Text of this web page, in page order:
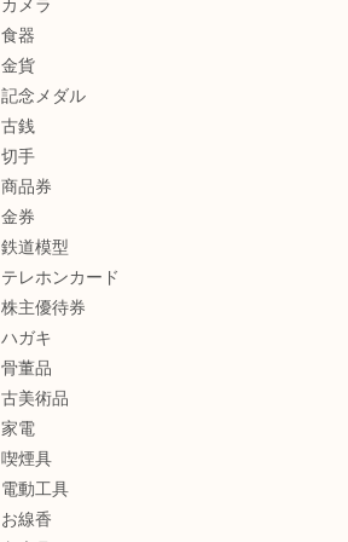
食器
金貨
記念メダル
古銭
切手
商品券
金券
鉄道模型
テレホンカード
株主優待券
ハガキ
骨董品
古美術品
家電
喫煙具
電動工具
お線香